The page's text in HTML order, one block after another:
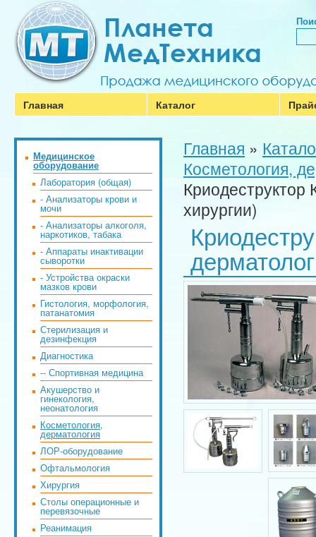
Главная Каталог
Главная »
Косметология,
хирургии)
Медицинское
оборудование
Лаборатория (общая)
- Анализаторы крови и
мочи
- Анализаторы алкоголя,
наркотиков, табака
- Аппараты инактивации
сыворотки
- Устройства окраски
мазков крови
Гистология, морфология,
патанатомия
Стерилизация и
дезинфекция
Диагностика
-- Спортивная медицина
Акушерство и
гинекология,
неонатология
Косметология,
дерматология
ЛОР-оборудование
Офтальмология
Хирургия
Столы операционные и
перевязочные
Реанимация